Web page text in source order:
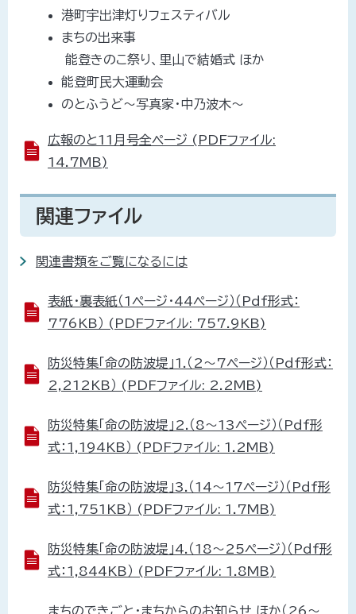
港町宇出津灯りフェスティバル
まちの出来事
能登きのこ祭り、里山で結婚式 ほか
能登町民大運動会
のとふうど～写真家・中乃波木～
広報のと11月号全ページ (PDFファイル:
14.7MB)
関連ファイル
関連書類をご覧になるには
表紙・裏表紙（1ページ・44ページ）（Pdf形式：
776KB） (PDFファイル: 757.9KB)
防災特集「命の防波堤」1.（2～7ページ）（Pdf形式：
2,212KB） (PDFファイル: 2.2MB)
防災特集「命の防波堤」2.（8～13ページ）（Pdf形
式：1,194KB） (PDFファイル: 1.2MB)
防災特集「命の防波堤」3.（14～17ページ）（Pdf形
式：1,751KB） (PDFファイル: 1.7MB)
防災特集「命の防波堤」4.（18～25ページ）（Pdf形
式：1,844KB） (PDFファイル: 1.8MB)
まちのできごと・まちからのお知らせ ほか（26～